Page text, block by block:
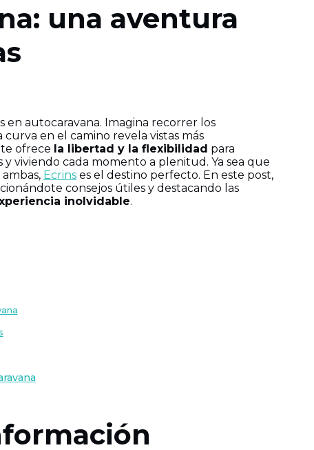
una aventura
en autocaravana. Imagina recorrer los
en el camino revela vistas más
ofrece la libertad y la flexibilidad para
viviendo cada momento a plenitud. Ya sea que
Ecrins es el destino perfecto. En este post,
consejos útiles y destacando las
inolvidable.